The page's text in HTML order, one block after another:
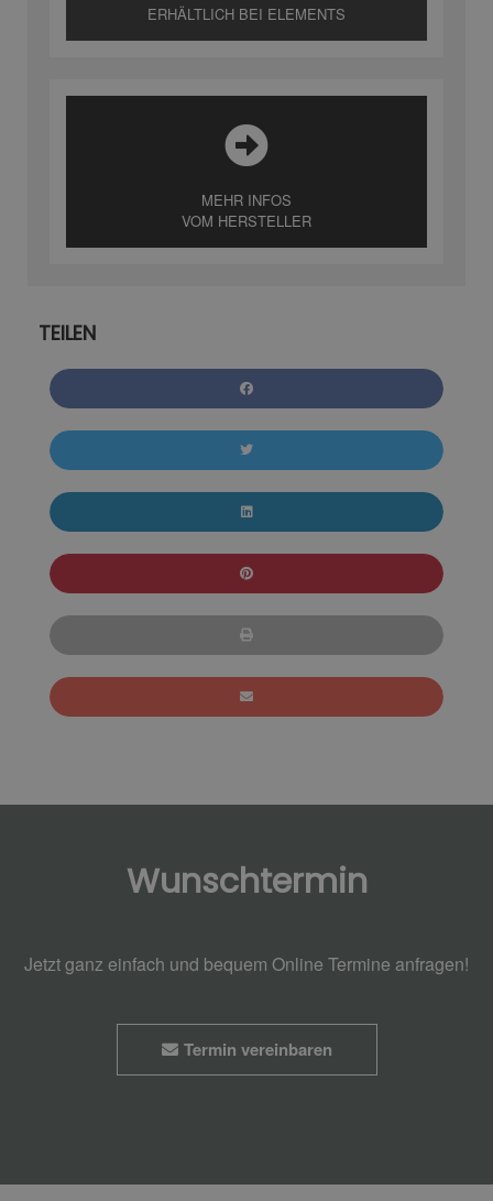
ERHÄLTLICH BEI ELEMENTS
MEHR INFOS
VOM HERSTELLER
TEILEN
Wunschtermin
Jetzt ganz einfach und bequem Online Termine anfragen!
Termin vereinbaren